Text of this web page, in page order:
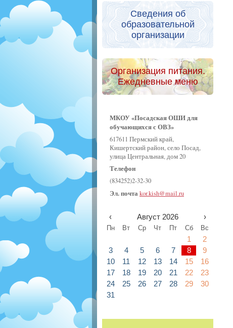
Сведения об
образовательной
организации
Организация питания.
Ежедневные меню
МКОУ «Посадская ОШИ для
обучающихся с ОВЗ»
617611 Пермский край,
Кишертский район, село Посад,
улица Центральная, дом 20
Телефон
(834252)2-32-30
Эл. почта kor.kish@mail.ru
‹ Август 2026 ›
Пн Вт Ср Чт Пт Сб Вс
1
2
3
4 5 6 7 8
9
10
11 12 13 14 15
16
17
18 19 20 21 22
23
24
25 26 27 28 29
30
31